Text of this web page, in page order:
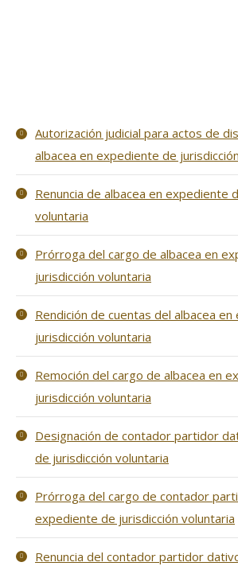
Autorización judicial para actos de
albacea en expediente de
Renuncia de albacea en expediente
voluntaria
Prórroga del cargo de albacea en
jurisdicción voluntaria
Rendición de cuentas del albacea
jurisdicción voluntaria
Remoción del cargo de albacea en
jurisdicción voluntaria
Designación de contador partidor
de jurisdicción voluntaria
Prórroga del cargo de contador
expediente de jurisdicción voluntaria
Renuncia del contador partidor